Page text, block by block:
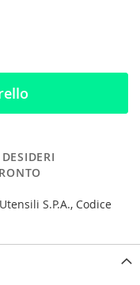
S.P.A., Codice